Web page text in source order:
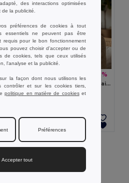
Bob en coton canevas et polyester (220 g/m²)
-66%
BILGOLA+ Bob chapeau en paille de papier
GiftRetail MO2267
Tous Les Produits.
des interactions optimisées
la publicité.
préférences de cookies à tout
essentiels ne peuvent pas être
requis pour le bon fonctionnement
pouvez choisir d’accepter ou de
de cookies, tels que ceux utilisés
l'analyse et la publicité.
la façon dont nous utilisons les
contrôler et sur les cookies tiers,
politique en matière de cookieset
Préférences
Accepter tout